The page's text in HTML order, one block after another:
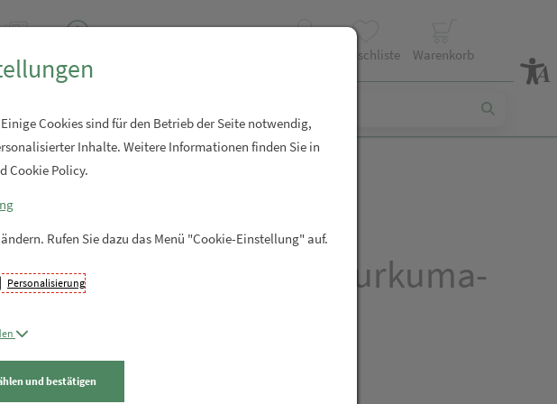
Wunschliste Warenkorb
Acurmin Ferment –
Fermentierte Bio-Kurkuma-
Kurkuma-Pulver
Cookies sind für den Betrieb der Seite notwendig,
Inhalte. Weitere Informationen finden Sie in
Cookie Policy.
Rufen Sie dazu das Menü "Cookie-Einstellung" auf.
Personalisierung
und bestätigen